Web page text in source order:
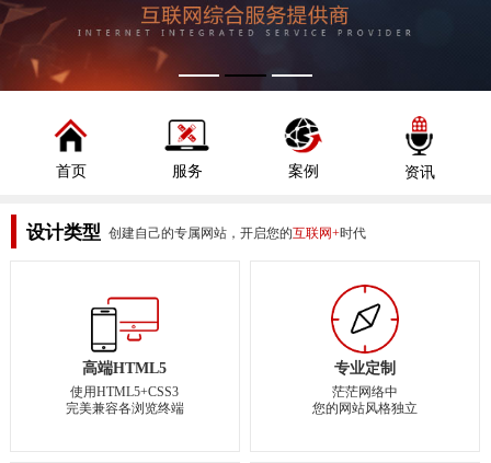
首页 服务 案例 资讯
设计类型 创建自己的专属网站，开启您的互联网+时代
高端HTML5
使用HTML5+CSS3
完美兼容各浏览终端
专业定制
茫茫网络中
您的网站风格独立